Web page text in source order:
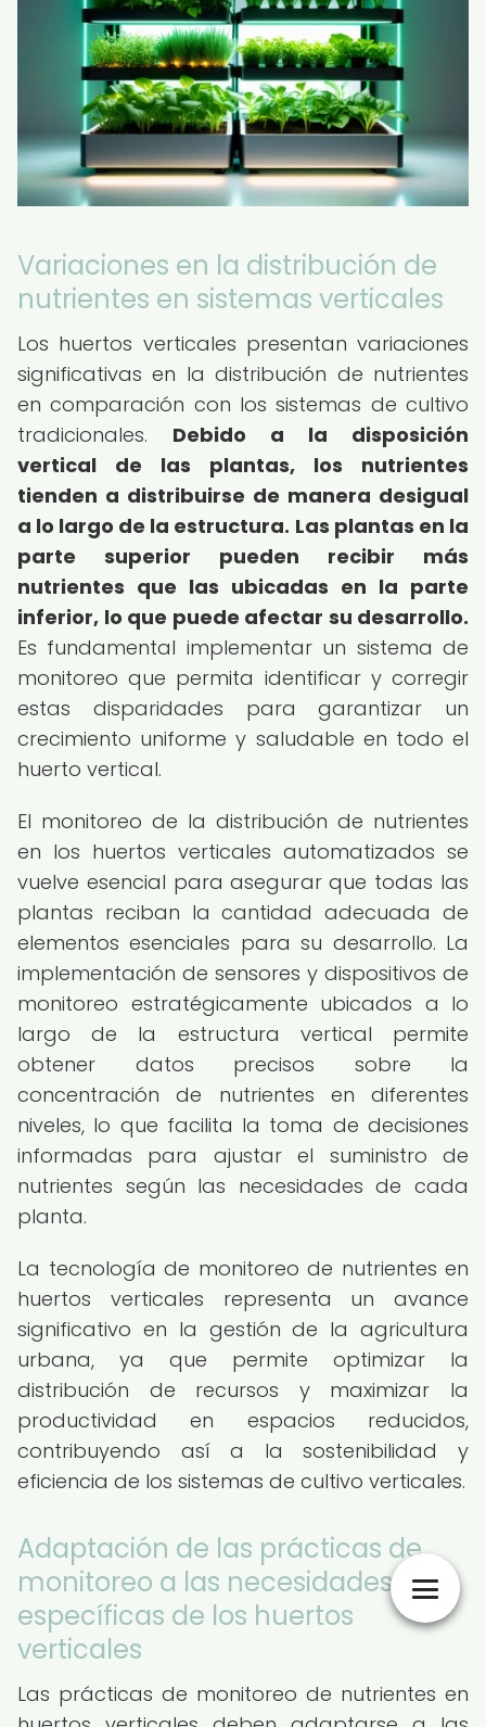
Variaciones en la distribución de
nutrientes en sistemas verticales
Los huertos verticales presentan variaciones
significativas en la distribución de nutrientes
en comparación con los sistemas de cultivo
tradicionales. Debido a la disposición
vertical de las plantas, los nutrientes
tienden a distribuirse de manera desigual
a lo largo de la estructura. Las plantas en la
parte superior pueden recibir más
nutrientes que las ubicadas en la parte
inferior, lo que puede afectar su desarrollo.
Es fundamental implementar un sistema de
monitoreo que permita identificar y corregir
estas disparidades para garantizar un
crecimiento uniforme y saludable en todo el
huerto vertical.
El monitoreo de la distribución de nutrientes
en los huertos verticales automatizados se
vuelve esencial para asegurar que todas las
plantas reciban la cantidad adecuada de
elementos esenciales para su desarrollo. La
implementación de sensores y dispositivos de
monitoreo estratégicamente ubicados a lo
largo de la estructura vertical permite
obtener datos precisos sobre la
concentración de nutrientes en diferentes
niveles, lo que facilita la toma de decisiones
informadas para ajustar el suministro de
nutrientes según las necesidades de cada
planta.
La tecnología de monitoreo de nutrientes en
huertos verticales representa un avance
significativo en la gestión de la agricultura
urbana, ya que permite optimizar la
distribución de recursos y maximizar la
productividad en espacios reducidos,
contribuyendo así a la sostenibilidad y
eficiencia de los sistemas de cultivo verticales.
Adaptación de las prácticas de
monitoreo a las necesidades
específicas de los huertos
verticales
Las prácticas de monitoreo de nutrientes en